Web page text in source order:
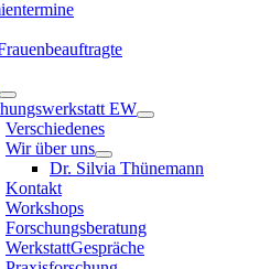
EW
Verschiedenes
Wir über uns
Dr. Silvia Thünemann
Kontakt
Workshops
Forschungsberatung
WerkstattGespräche